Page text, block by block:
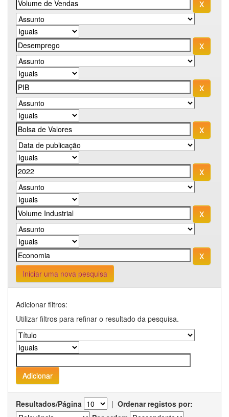
Iniciar uma nova pesquisa
Adicionar filtros:
Utilizar filtros para refinar o resultado da pesquisa.
Resultados/Página | Ordenar registos por: